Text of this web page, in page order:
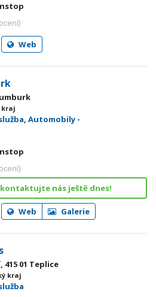
Web
kraj
, Automobily -
nás ještě dnes!
Web Galerie
01 Teplice
kraj